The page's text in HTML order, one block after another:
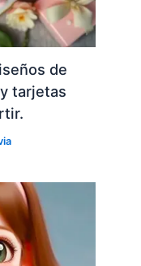
de
tarjetas